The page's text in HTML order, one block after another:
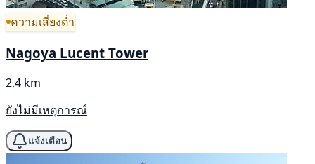
ความเสี่ยงต่ำ
Nagoya Lucent Tower
2.4 km
ยังไม่มีเหตุการณ์
แจ้งเตือน